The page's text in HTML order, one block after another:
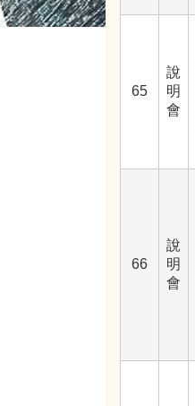
65
說
明
會
66
說
明
會